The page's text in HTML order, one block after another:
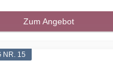
Zum Angebot
NR. 15